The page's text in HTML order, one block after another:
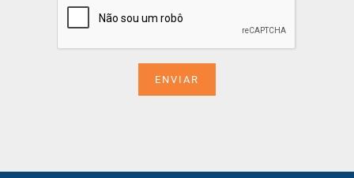
ENVIAR